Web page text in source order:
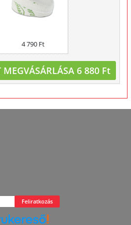
4 790 Ft
MEGVÁSÁRLÁSA 6 880 Ft
Feliratkozás